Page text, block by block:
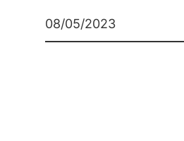
08/05/2023